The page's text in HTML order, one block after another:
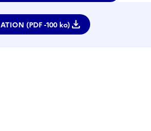
(PDF -100 ko) download